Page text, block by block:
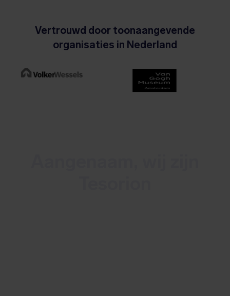
Vertrouwd door toonaangevende
organisaties in Nederland